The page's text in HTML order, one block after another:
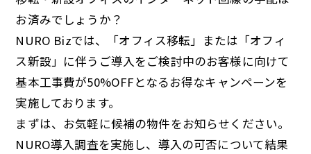
お済みでしょうか？
NURO Bizでは、「オフィス移転」または「オフィ
ス新設」に伴うご導入をご検討中のお客様に向けて
基本工事費が50%OFFとなるお得なキャンペーンを
実施しております。
まずは、お気軽に候補の物件をお知らせください。
NURO導入調査を実施し、導入の可否について結果